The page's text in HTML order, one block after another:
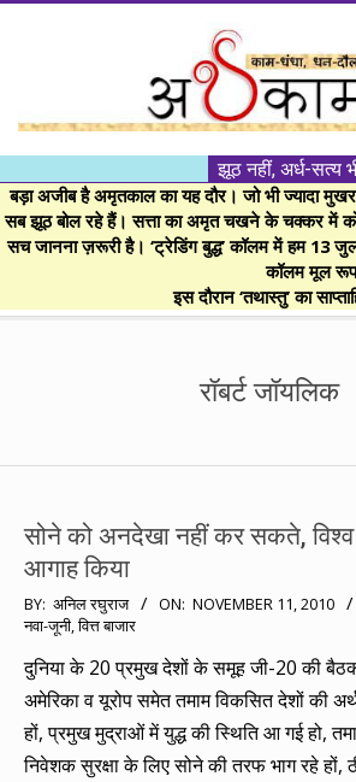
।।
अर्थकाम।।
BE
FINANCIALLY
CLEVER!
झूठ नहीं, अर्ध-सत्य
बड़ा अजीब है अमृतकाल का यह दौर। जो भी ज्यादा
सब झूठ बोल रहे हैं। सत्ता का अमृत चखने के चक्कर में
सच जानना ज़रूरी है। ‘ट्रेडिंग बुद्ध’ कॉलम में हम 13
कॉलम मूल
इस दौरान ‘तथास्तु’ का
रॉबर्ट जॉयलिक
सोने को अनदेखा नहीं कर सकते,
आगाह किया
2010-
11-
11
BY: अनिल रघुराज ON: NOVEMBER 11, 2010
नवा-जूनी,वित्त बाजार
दुनिया के 20 प्रमुख देशों के समूह जी-20 की
अमेरिका व यूरोप समेत तमाम विकसित देशों की
हों, प्रमुख मुद्राओं में युद्ध की स्थिति आ गई हो,
निवेशक सुरक्षा के लिए सोने की तरफ भाग रहे